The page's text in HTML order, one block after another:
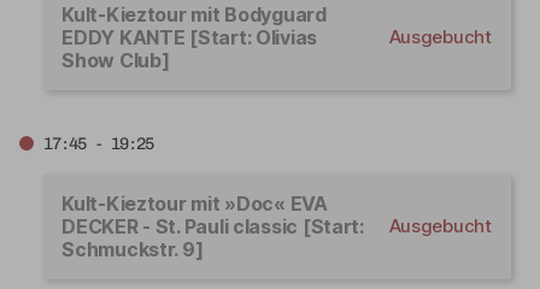
Kult-Kieztour mit Bodyguard
EDDY KANTE [Start: Olivias
Show Club]
Ausgebucht
17:45 - 19:25
Kult-Kieztour mit »Doc« EVA
DECKER - St. Pauli classic [Start:
Schmuckstr. 9]
Ausgebucht